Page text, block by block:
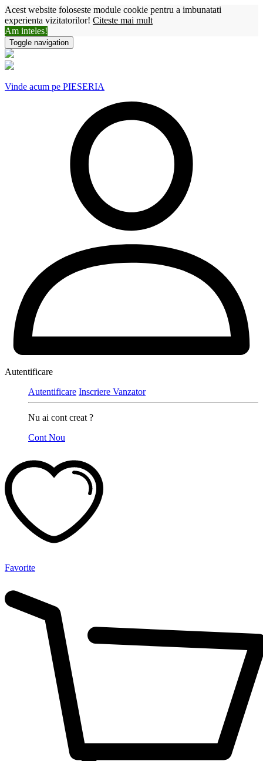
Acest website foloseste module cookie pentru a imbunatati
experienta vizitatorilor! Citeste mai mult
Am inteles!
Toggle navigation
Vinde acum pe PIESERIA
Autentificare
Autentificare Inscriere Vanzator
Nu ai cont creat ?
Cont Nou
Favorite